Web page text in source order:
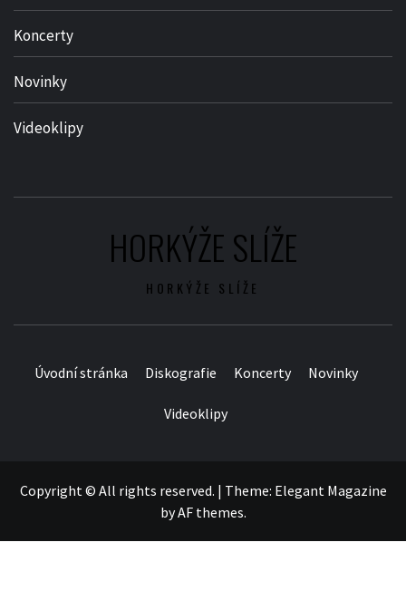
Koncerty
Novinky
Videoklipy
HORKÝŽE SLÍŽE
HORKÝŽE SLÍŽE
Úvodní stránka Diskografie Koncerty Novinky
Videoklipy
Copyright © All rights reserved. | Theme: Elegant Magazine
byAF themes.